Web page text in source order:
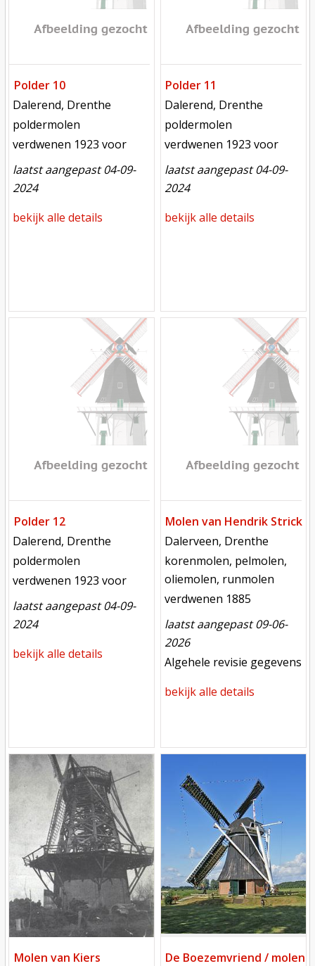
Polder 10
locatie
Dalerend, Drenthe
functie
poldermolen
verdwenen
verdwenen 1923 voor
laatst aangepast 04-09-
2024
bekijk alle details
Polder 11
locatie
Dalerend, Drenthe
functie
poldermolen
verdwenen
verdwenen 1923 voor
laatst aangepast 04-09-
2024
bekijk alle details
Polder 12
locatie
Dalerend, Drenthe
functie
poldermolen
verdwenen
verdwenen 1923 voor
laatst aangepast 04-09-
2024
bekijk alle details
Molen van Hendrik Strick
locatie
Dalerveen, Drenthe
functie
korenmolen, pelmolen,
oliemolen, runmolen
verdwenen
verdwenen 1885
laatst aangepast 09-06-
2026
meest recente aanpassing
Algehele revisie gegevens
bekijk alle details
Mill
Molen van Kiers
De Boezemvriend / molen